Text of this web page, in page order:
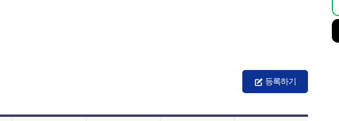
등록하기